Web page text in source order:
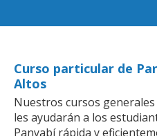
Curso particular de
Altos
Nuestros cursos
les ayudarán a los
Panyabí rápida y